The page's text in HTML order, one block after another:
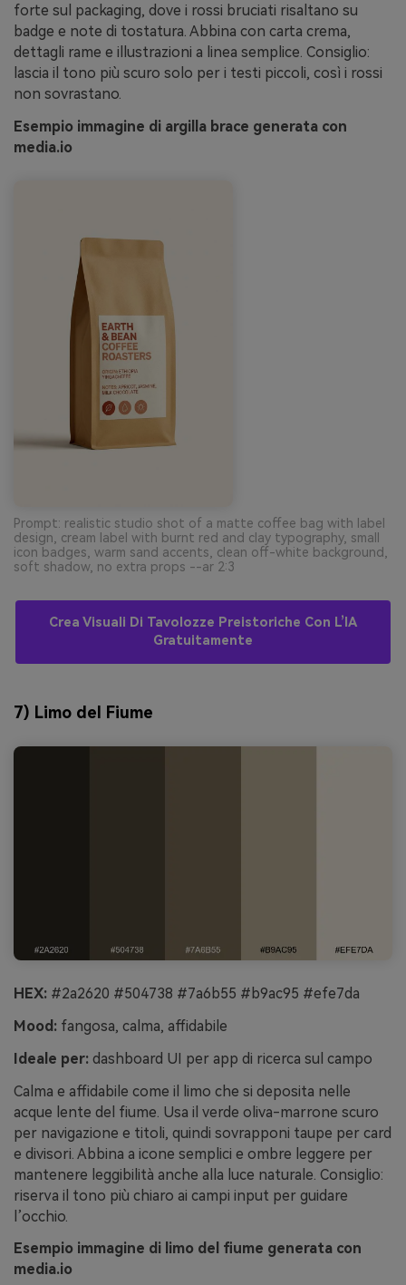
forte sul packaging, dove i rossi bruciati risaltano su
badge e note di tostatura. Abbina con carta crema,
dettagli rame e illustrazioni a linea semplice. Consiglio:
lascia il tono più scuro solo per i testi piccoli, così i rossi
non sovrastano.
Esempio immagine di argilla brace generata con
media.io
Prompt: realistic studio shot of a matte coffee bag with label
design, cream label with burnt red and clay typography, small
icon badges, warm sand accents, clean off-white background,
soft shadow, no extra props --ar 2:3
Crea Visuali Di Tavolozze Preistoriche Con L’IA
Gratuitamente
7) Limo del Fiume
HEX: #2a2620 #504738 #7a6b55 #b9ac95 #efe7da
Mood: fangosa, calma, affidabile
Ideale per: dashboard UI per app di ricerca sul campo
Calma e affidabile come il limo che si deposita nelle
acque lente del fiume. Usa il verde oliva-marrone scuro
per navigazione e titoli, quindi sovrapponi taupe per card
e divisori. Abbina a icone semplici e ombre leggere per
mantenere leggibilità anche alla luce naturale. Consiglio:
riserva il tono più chiaro ai campi input per guidare
l’occhio.
Esempio immagine di limo del fiume generata con
media.io